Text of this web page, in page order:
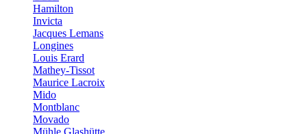
Hamilton
Invicta
Jacques Lemans
Longines
Louis Erard
Mathey-Tissot
Maurice Lacroix
Mido
Montblanc
Movado
Mühle Glashütte